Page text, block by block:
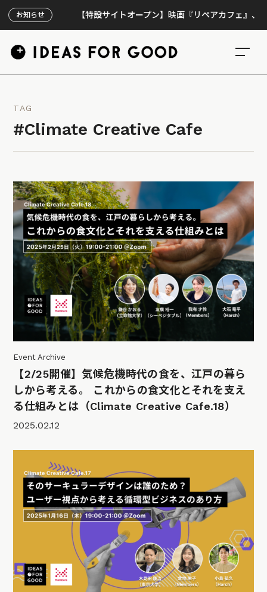
お知らせ【特設サイトオープン】映画『リペアカフェ』、上映300
TAG
#Climate Creative Cafe
Event Archive
【2/25開催】気候危機時代の食を、江戸の暮ら
しから考える。 これからの食文化とそれを支え
る仕組みとは（Climate Creative Cafe.18）
2025.02.12